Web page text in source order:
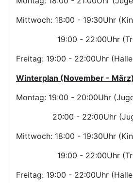
Mittwoch: 18:00 - 19:30Uhr
19:00 - 22:00Uhr
Freitag: 19:00 - 22:00Uhr
Winterplan (November - März)
Montag: 19:00 - 20:00Uhr
20:00 - 22:00Uhr (Jugend
Mittwoch: 18:00 - 19:30Uhr
19:00 - 22:00Uhr
Freitag: 19:00 - 22:00Uhr